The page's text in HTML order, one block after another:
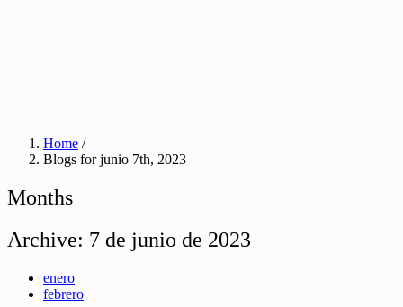
Home /
Blogs for junio 7th, 2023
Months
Archive: 7 de junio de 2023
enero
febrero